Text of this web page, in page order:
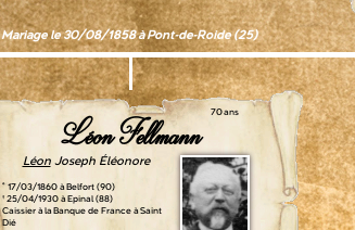
Mariage le 30/08/1858 à Pont-de-Roide (25)
70 ans
Léon Fellmann
LéonJoseph Éléonore
° 17/03/1860 à Belfort (90)
† 25/04/1930 à Epinal (88)
Caissier à la Banque de France à Saint
Dié